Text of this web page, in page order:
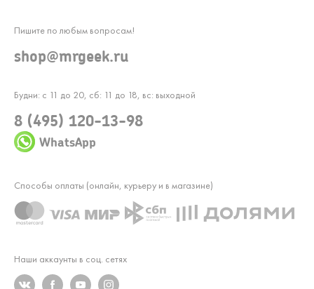
Будни: с 11 до 20, сб: 11 до 18, вс: выходной
8 (495) 120-13-98
WhatsApp
Пишите по любым вопросам!
shop@mrgeek.ru
Наши аккаунты в соц. сетях
Способы оплаты (онлайн, курьеру и в магазине)